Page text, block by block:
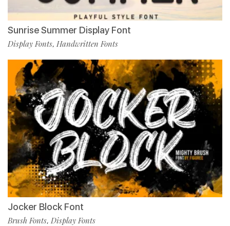
Sunrise Summer Display Font
Display Fonts, Handwritten Fonts
Jocker Block Font
Brush Fonts, Display Fonts